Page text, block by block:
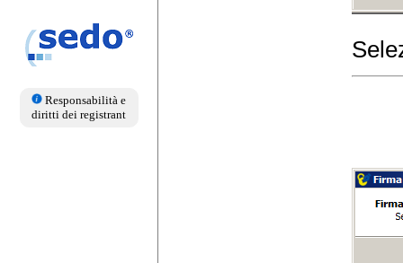
Responsabilità e
diritti dei registrant